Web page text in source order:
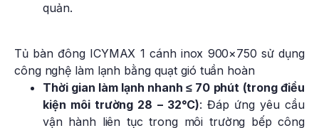
quản.
Tủ bàn đông ICYMAX 1 cánh inox 900×750 sử dụng
công nghệ làm lạnh bằng quạt gió tuần hoàn
Thời gian làm lạnh nhanh ≤ 70 phút (trong điều
kiện môi trường 28 – 32°C): Đáp ứng yêu cầu
vận hành liên tục trong môi trường bếp công